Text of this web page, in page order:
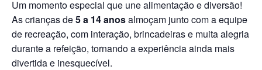
Um momento especial que une alimentação e diversão!
As crianças de5 a 14 anosalmoçam junto com a equipe
de recreação, com interação, brincadeiras e muita alegria
durante a refeição, tornando a experiência ainda mais
divertida e inesquecível.